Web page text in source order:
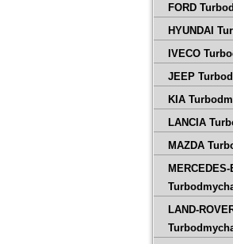
FORD
HYUNDAI
IVECO
JEEP
KIA
LANCIA
MAZDA
MERCEDES-
LAND-